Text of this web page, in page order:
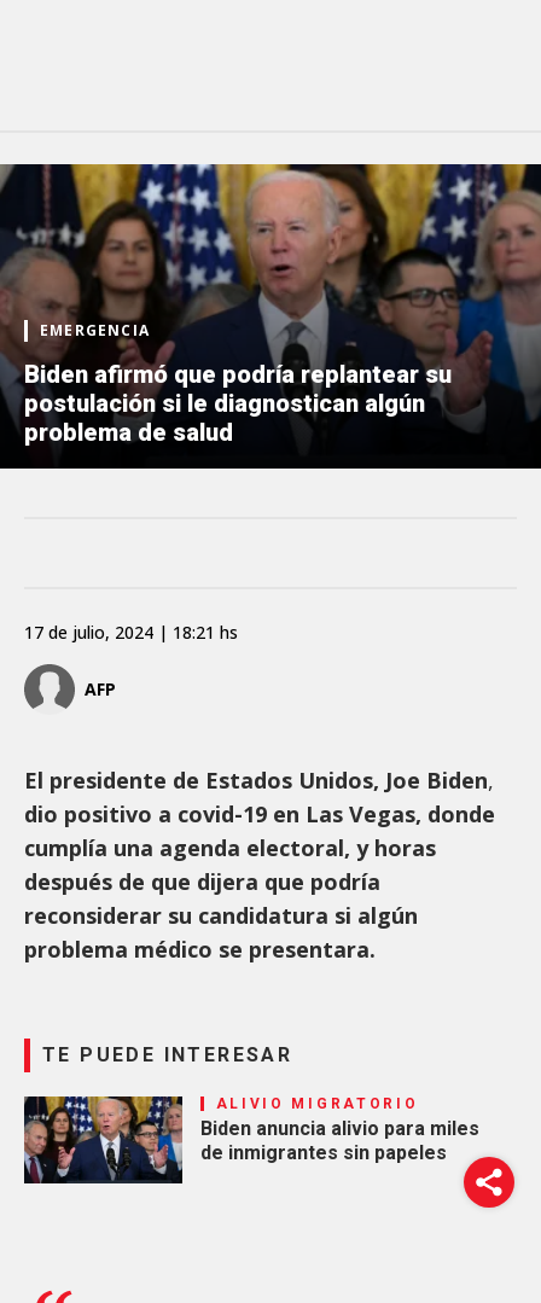
EMERGENCIA
Biden afirmó que podría replantear su
postulación si le diagnostican algún
problema de salud
AFP
17 de julio, 2024 | 18:21 hs
El presidente de Estados Unidos, Joe Biden,
dio positivo a covid-19 en Las Vegas, donde
cumplía una agenda electoral, y horas
después de que dijera que podría
reconsiderar su candidatura si algún
problema médico se presentara.
TE PUEDE INTERESAR
ALIVIO MIGRATORIO
Biden anuncia alivio para miles
de inmigrantes sin papeles